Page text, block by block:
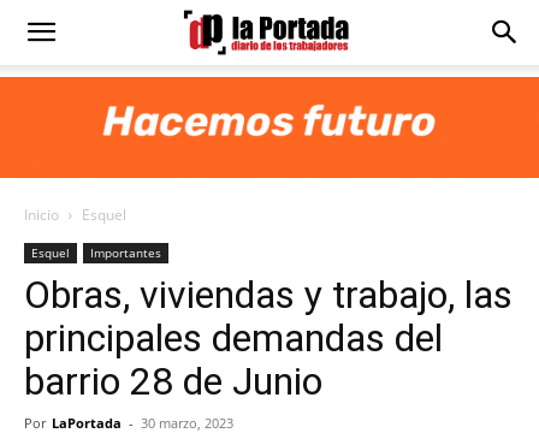
Diario
Portada
Inicio Esquel
Esquel Importantes
Obras, viviendas y trabajo, las
principales demandas del
barrio 28 de Junio
Por LaPortada - 30 marzo, 2023